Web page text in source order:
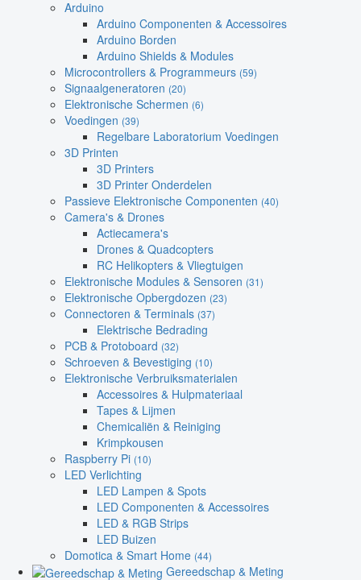
Arduino
Arduino Componenten & Accessoires
Arduino Borden
Arduino Shields & Modules
Microcontrollers & Programmeurs (59)
Signaalgeneratoren (20)
Elektronische Schermen (6)
Voedingen (39)
Regelbare Laboratorium Voedingen
3D Printen
3D Printers
3D Printer Onderdelen
Passieve Elektronische Componenten (40)
Camera's & Drones
Actiecamera's
Drones & Quadcopters
RC Helikopters & Vliegtuigen
Elektronische Modules & Sensoren (31)
Elektronische Opbergdozen (23)
Connectoren & Terminals (37)
Elektrische Bedrading
PCB & Protoboard (32)
Schroeven & Bevestiging (10)
Elektronische Verbruiksmaterialen
Accessoires & Hulpmateriaal
Tapes & Lijmen
Chemicaliën & Reiniging
Krimpkousen
Raspberry Pi (10)
LED Verlichting
LED Lampen & Spots
LED Componenten & Accessoires
LED & RGB Strips
LED Buizen
Domotica & Smart Home (44)
Gereedschap & Meting